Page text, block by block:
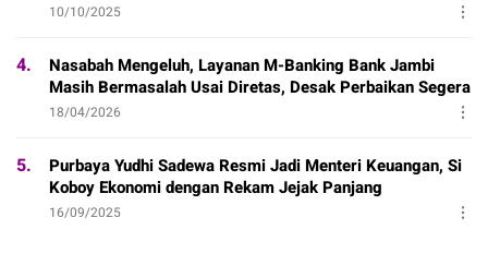
10/10/2025
4.
Nasabah Mengeluh, Layanan M-Banking Bank Jambi
Masih Bermasalah Usai Diretas, Desak Perbaikan Segera
18/04/2026
5.
Purbaya Yudhi Sadewa Resmi Jadi Menteri Keuangan, Si
Koboy Ekonomi dengan Rekam Jejak Panjang
16/09/2025